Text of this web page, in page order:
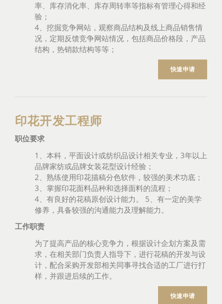
率、库存消化率、库存周转率等指标有管理心得和经
验；
4、挖掘竞争网站，观察商品结构及线上商品销售情
况，定期反馈竞争网站情况，包括商品价格段，产品
结构，热销款结构等等；
快速申请
印花开发工程师
职位要求
1、本科，平面设计或纺织品设计相关专业，3年以上
品牌家纺或品牌女装花型设计经验；
2、熟练使用印花描稿分色软件，较强的美术功底；
3、掌握印花面料品种和选择面料的流程；
4、有良好的花稿原创设计能力。 5、有一定的美学
修养，具备较强的沟通能力及理解能力。
工作职责
为了提高产品的核心竞争力，根据设计企划方案及需
求，在相关部门负责人指导下，进行花稿的开发与设
计，配合采购开发部相关同事寻找合适的工厂进行打
样，并跟进后续的工作。
快速申请